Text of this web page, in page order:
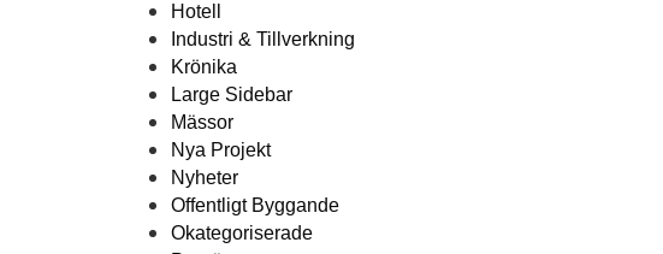
Hotell
Industri & Tillverkning
Krönika
Large Sidebar
Mässor
Nya Projekt
Nyheter
Offentligt Byggande
Okategoriserade